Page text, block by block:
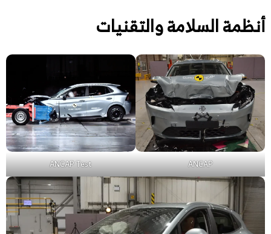
أنظمة السلامة والتقنيات
ANCAP
ANCAP Test